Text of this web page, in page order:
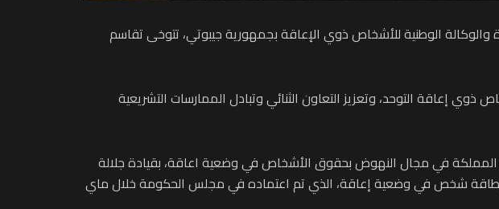
والوكالة الوطنية للأشخاص ذوي الإعاقة بجمهورية جيبوتي، تتوخى تقاسم
إعاقة التوحد، وتعزيز التعاون الثنائي وتبادل الممارسات التشريعية
المملكة في مجال النهوض بحقوق الأشخاص في وضعية اعاقة، بقيادة جلالة
بطاقة شخص في وضعية إعاقة، الذي تم اعتماده في مجلس الحكومة خلال ماي